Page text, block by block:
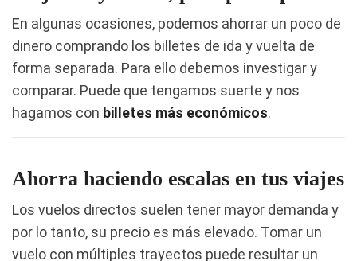
En algunas ocasiones, podemos ahorrar un poco de
dinero comprando los billetes de ida y vuelta de
forma separada. Para ello debemos investigar y
comparar. Puede que tengamos suerte y nos
hagamos con billetes más económicos.
Ahorra haciendo escalas en tus viajes
Los vuelos directos suelen tener mayor demanda y
por lo tanto, su precio es más elevado. Tomar un
vuelo con múltiples trayectos puede resultar un